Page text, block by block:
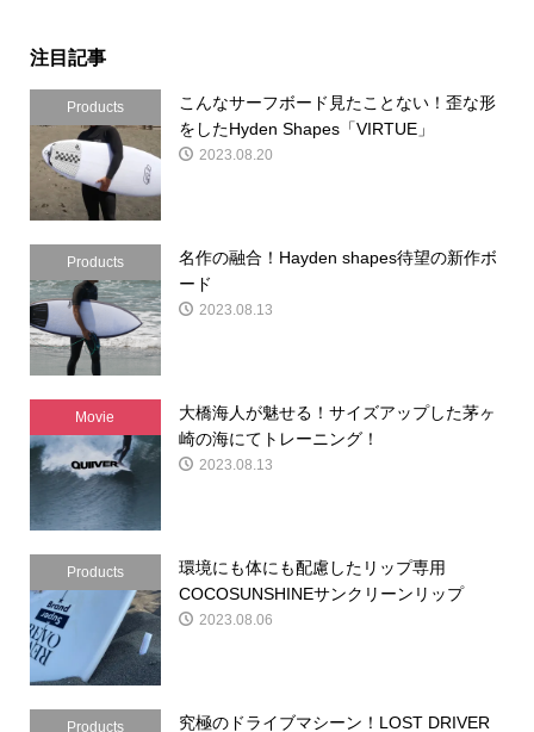
注目記事
Products
こんなサーフボード見たことない！歪な形
をしたHyden Shapes「VIRTUE」
2023.08.20
Products
名作の融合！Hayden shapes待望の新作ボ
ード
2023.08.13
Movie
大橋海人が魅せる！サイズアップした茅ヶ
崎の海にてトレーニング！
2023.08.13
Products
環境にも体にも配慮したリップ専用
COCOSUNSHINEサンクリーンリップ
2023.08.06
Products
究極のドライブマシーン！LOST DRIVER